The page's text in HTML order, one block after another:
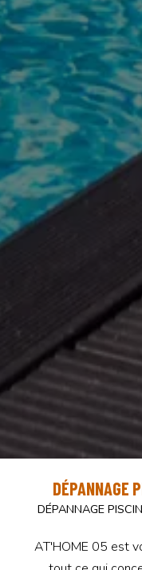
DÉPANNAGE
DÉPANNAGE
AT'HOME 05 est